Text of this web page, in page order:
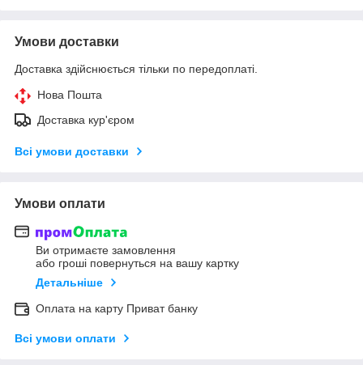
Умови доставки
Доставка здійснюється тільки по передоплаті.
Нова Пошта
Доставка кур'єром
Всі умови доставки
Умови оплати
Ви отримаєте замовлення
або гроші повернуться на вашу картку
Детальніше
Оплата на карту Приват банку
Всі умови оплати